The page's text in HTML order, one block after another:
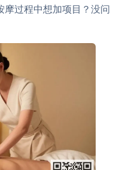
过程中想加项目？没问